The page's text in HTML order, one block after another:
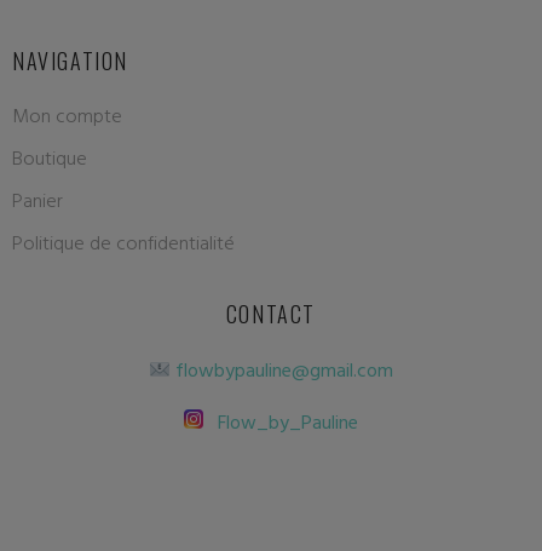
NAVIGATION
Mon compte
Boutique
Panier
Politique de confidentialité
CONTACT
flowbypauline@gmail.com
Flow_by_Pauline